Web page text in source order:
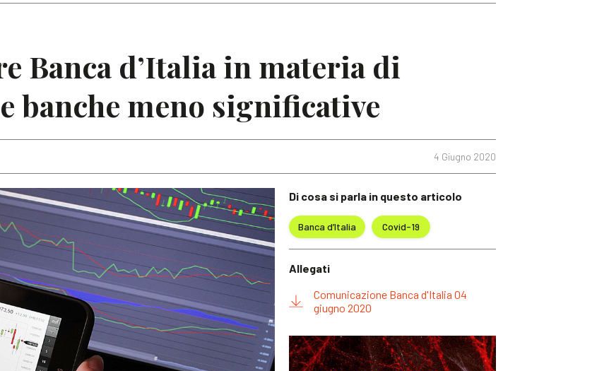
Banca d’Italia in materia di
banche meno significative
4 Giugno 2020
Di cosa si parla in questo articolo
Banca d’Italia Covid-19
Allegati
Comunicazione Banca d'Italia 04
giugno 2020